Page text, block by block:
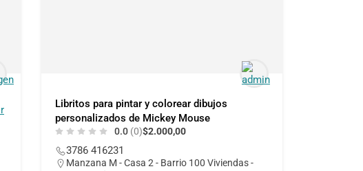
Libritos para pintar y colorear dibujos
personalizados de Mickey Mouse
0.0 (0)$2.000,00
3786 416231
Manzana M - Casa 2 - Barrio 100 Viviendas -